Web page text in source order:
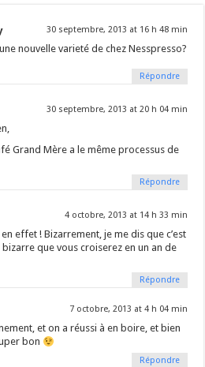
30 septembre, 2013 at 16 h 48 min
nouvelle varieté de chez Nesspresso?
Répondre
30 septembre, 2013 at 20 h 04 min
Grand Mère a le même processus de
Répondre
4 octobre, 2013 at 14 h 33 min
effet ! Bizarrement, je me dis que c’est
bizarre que vous croiserez en un an de
Répondre
7 octobre, 2013 at 4 h 04 min
et on a réussi à en boire, et bien
bon
Répondre